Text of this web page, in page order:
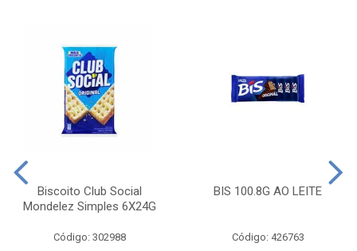
Biscoito Club Social
Mondelez Simples 6X24G
Código: 302988
BIS 100.8G AO LEITE
Código: 426763